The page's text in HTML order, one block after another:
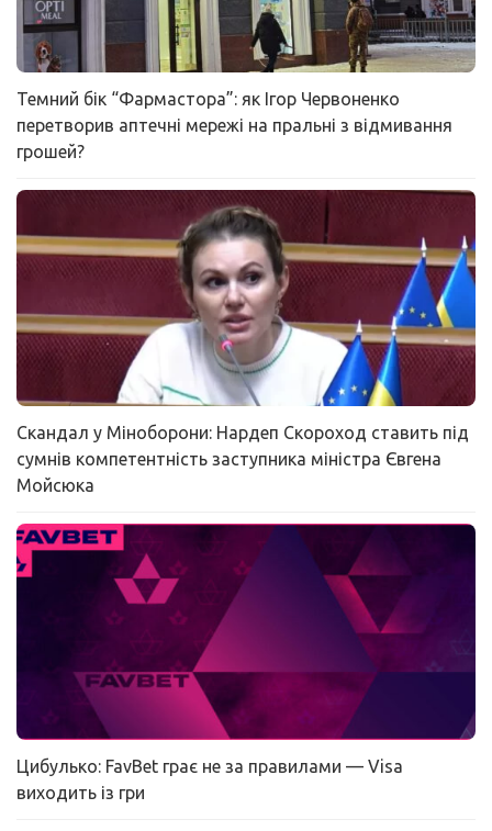
Темний бік “Фармастора”: як Ігор Червоненко
перетворив аптечні мережі на пральні з відмивання
грошей?
Скандал у Міноборони: Нардеп Скороход ставить під
сумнів компетентність заступника міністра Євгена
Мойсюка
Цибулько: FavBet грає не за правилами — Visa
виходить із гри